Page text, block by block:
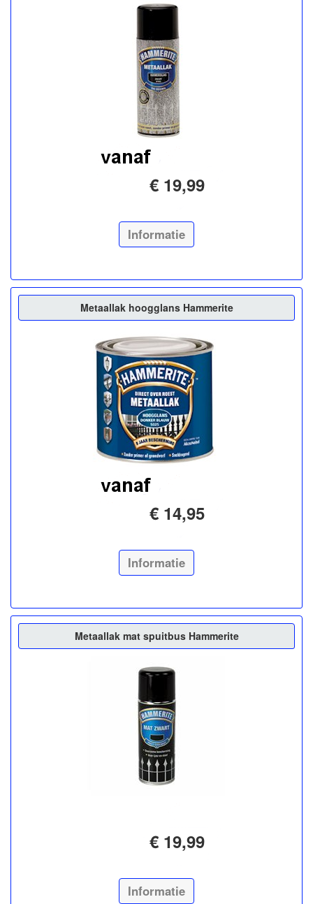
€ 19,99
Informatie
Metaallak hoogglans Hammerite
€ 14,95
Informatie
Metaallak mat spuitbus Hammerite
€ 19,99
Informatie